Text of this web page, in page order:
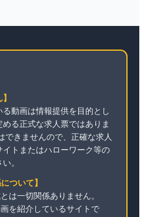
動画は情報提供を目的とし
る正式な求人票ではありま
できませんので、正確な求人
トまたはハローワーク等の
。
ついて】
は一切関係ありません。
を紹介しているサイトで